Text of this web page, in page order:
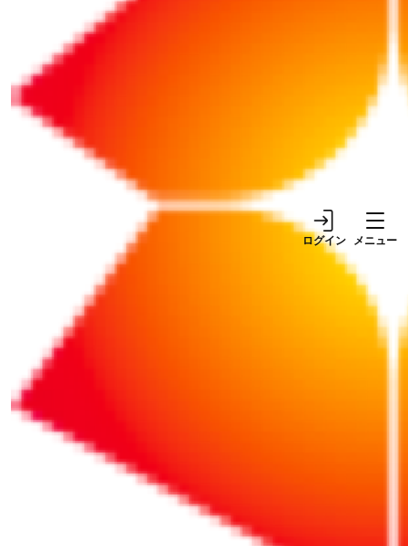
ログイン メニュー
リポート
2026/05/01
【事業承継】贈与税・相
続税が猶予・免除される
「事業承継税制」
相続人を悩ませる資料収
集に備える！ 16種類の
「相続資料」一覧 （チェ
ックリスト付き）
中小企業の株式に増税？
60年ぶりに改正議論が始
まった非上場株の相続税
評価
【税の勘所】押さえてお
きたい経営者のための税
【税の勘所】押さえてお
きたい税金の「期間」